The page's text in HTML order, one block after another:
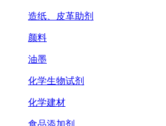
造纸、皮革助剂
颜料
油墨
化学生物试剂
化学建材
食品添加剂